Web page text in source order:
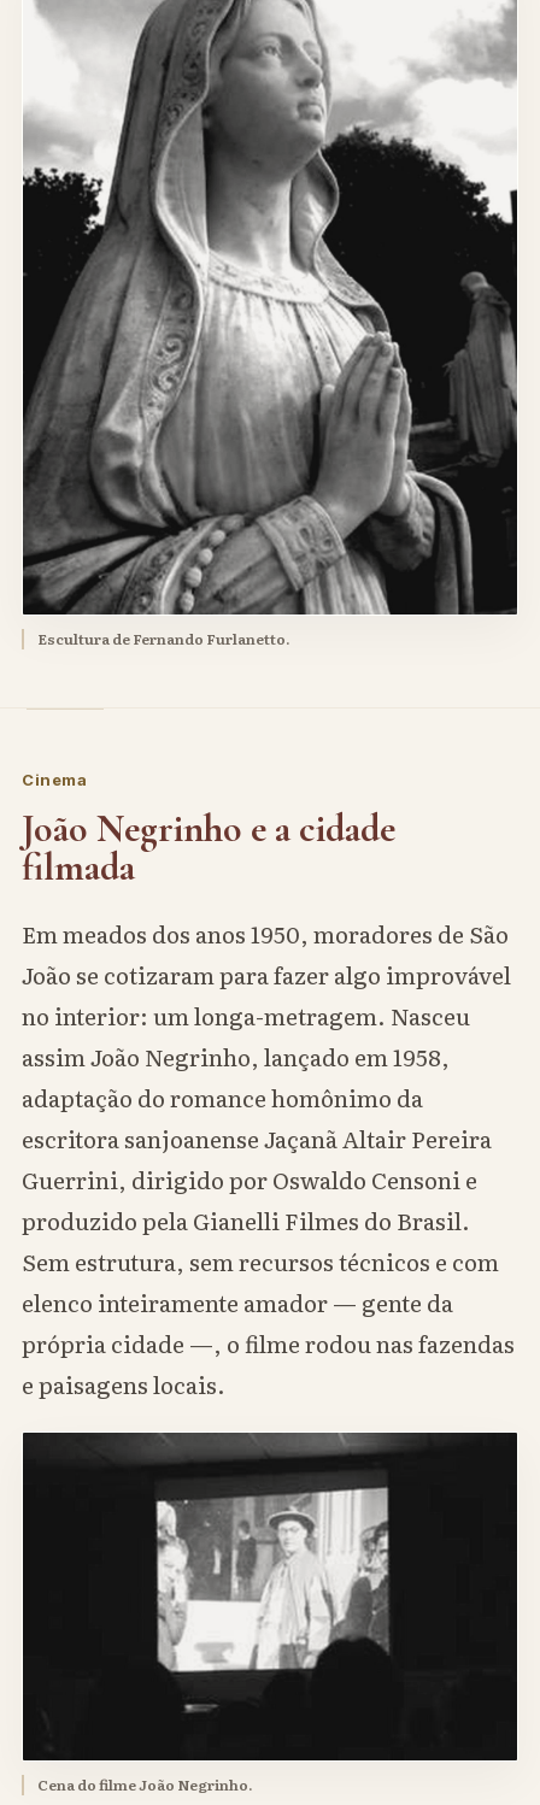
Escultura de Fernando Furlanetto.
Cinema
João Negrinho e a cidade
filmada
Em meados dos anos 1950, moradores de São
João se cotizaram para fazer algo improvável
no interior: um longa-metragem. Nasceu
assim João Negrinho, lançado em 1958,
adaptação do romance homônimo da
escritora sanjoanense Jaçanã Altair Pereira
Guerrini, dirigido por Oswaldo Censoni e
produzido pela Gianelli Filmes do Brasil.
Sem estrutura, sem recursos técnicos e com
elenco inteiramente amador — gente da
própria cidade —, o filme rodou nas fazendas
e paisagens locais.
Cena do filme João Negrinho.